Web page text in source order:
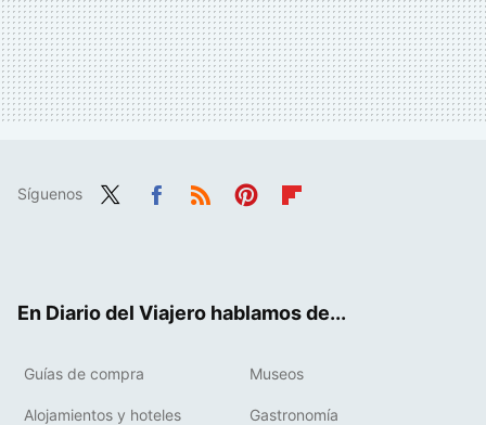
Síguenos
En Diario del Viajero hablamos de...
Guías de compra Museos
Alojamientos y hoteles Gastronomía